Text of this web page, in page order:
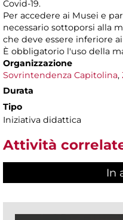
Covid-19.
Per accedere ai Musei e
necessario sottoporsi alla
che deve essere inferiore ai
È obbligatorio l'uso della
Organizzazione
Sovrintendenza Capitolina,
Durata
Tipo
Iniziativa didattica
Attività
In